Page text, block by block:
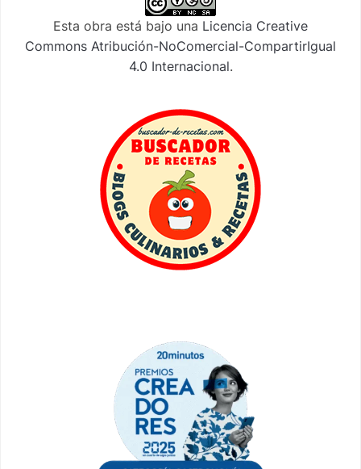
Esta obra está bajo una Licencia Creative
Commons Atribución-NoComercial-CompartirIgual
4.0 Internacional.